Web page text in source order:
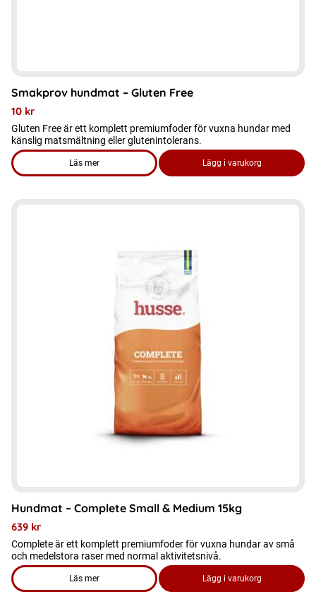
Smakprov hundmat – Gluten Free
10 kr
Gluten Free är ett komplett premiumfoder för vuxna hundar med
känslig matsmältning eller glutenintolerans.
Läs mer
om produkten Smakprov hundmat – Gluten Free
Lägg i varukorg
Hundmat – Complete Small & Medium 15kg
639 kr
Complete är ett komplett premiumfoder för vuxna hundar av små
och medelstora raser med normal aktivitetsnivå.
Läs mer
om produkten Hundmat – Complete Small & Medium 15kg
Lägg i varukorg